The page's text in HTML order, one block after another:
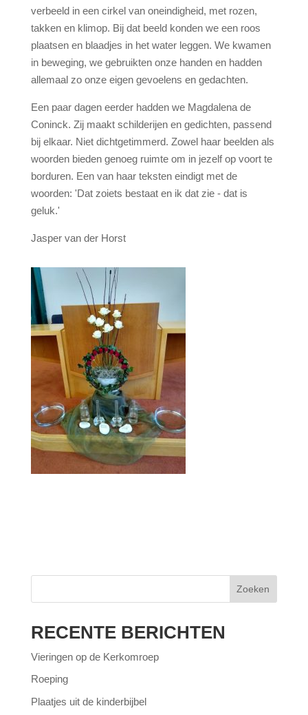
verbeeld in een cirkel van oneindigheid, met rozen,
takken en klimop. Bij dat beeld konden we een roos
plaatsen en blaadjes in het water leggen. We kwamen
in beweging, we gebruikten onze handen en hadden
allemaal zo onze eigen gevoelens en gedachten.
Een paar dagen eerder hadden we Magdalena de
Coninck. Zij maakt schilderijen en gedichten, passend
bij elkaar. Niet dichtgetimmerd. Zowel haar beelden als
woorden bieden genoeg ruimte om in jezelf op voort te
borduren. Een van haar teksten eindigt met de
woorden: 'Dat zoiets bestaat en ik dat zie - dat is
geluk.'
Jasper van der Horst
Zoeken
RECENTE BERICHTEN
Vieringen op de Kerkomroep
Roeping
Plaatjes uit de kinderbijbel